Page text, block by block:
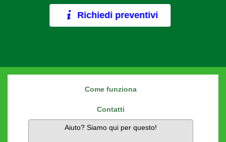
Richiedi preventivi
Come funziona
Contatti
Aiuto? Siamo qui per questo!